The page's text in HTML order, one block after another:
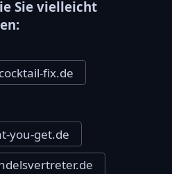
Sie vielleicht
cocktail-fix.de
you-get.de